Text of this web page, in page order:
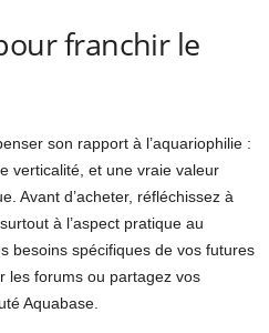
franchir le
son rapport à l’aquariophilie :
verticalité, et une vraie valeur
Avant d’acheter, réfléchissez à
à l’aspect pratique au
besoins spécifiques de vos futures
les forums ou partagez vos
Aquabase.